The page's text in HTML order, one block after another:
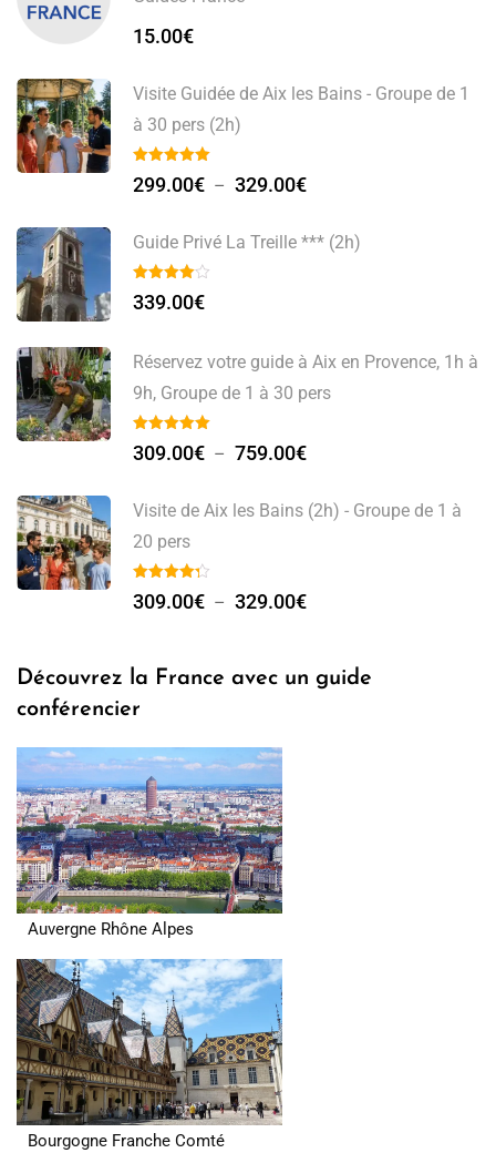
15.00€
Visite Guidée de Aix les Bains - Groupe de 1
à 30 pers (2h)
299.00€ – 329.00€
Guide Privé La Treille *** (2h)
339.00€
Réservez votre guide à Aix en Provence, 1h à
9h, Groupe de 1 à 30 pers
309.00€ – 759.00€
Visite de Aix les Bains (2h) - Groupe de 1 à
20 pers
309.00€ – 329.00€
Découvrez la France avec un guide
conférencier
Auvergne Rhône Alpes
Bourgogne Franche Comté